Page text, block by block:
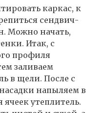
каркас, к
сендвич-
Можно начать,
Итак, с
профиля
заливаем
в щели. После с
напыляем в
утеплитель.